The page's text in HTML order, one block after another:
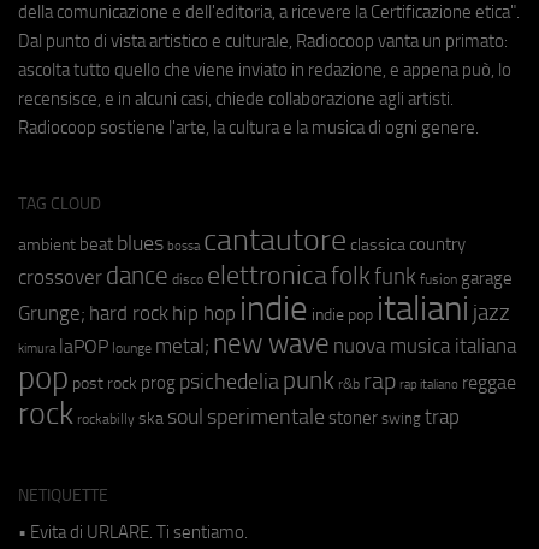
della comunicazione e dell'editoria, a ricevere la Certificazione etica".
Dal punto di vista artistico e culturale, Radiocoop vanta un primato:
ascolta tutto quello che viene inviato in redazione, e appena può, lo
recensisce, e in alcuni casi, chiede collaborazione agli artisti.
Radiocoop sostiene l'arte, la cultura e la musica di ogni genere.
TAG CLOUD
ambient beat blues bossa cantautore classica country
crossover dance disco elettronicafolkfunk fusion garage
Grunge; hard rock hip hop indie indie pop italiani jazz
kimura laPOP lounge metal; new wave nuova musica italiana
pop post rock prog psichedeliapunk r&b rap rap italiano reggae
rock rockabilly ska soul sperimentale stoner swing trap
NETIQUETTE
• Evita di URLARE. Ti sentiamo.